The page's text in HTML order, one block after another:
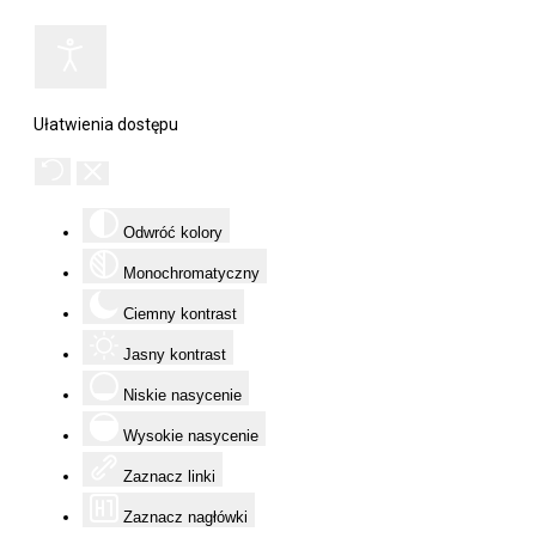
Ułatwienia dostępu
Odwróć kolory
Monochromatyczny
Ciemny kontrast
Jasny kontrast
Niskie nasycenie
Wysokie nasycenie
Zaznacz linki
Zaznacz nagłówki